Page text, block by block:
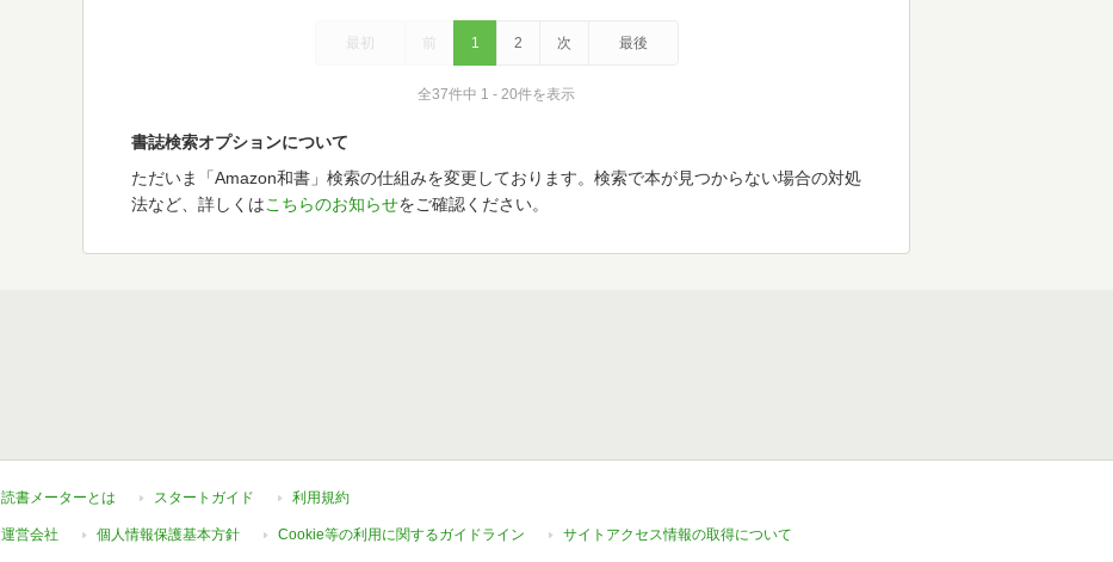
最初 前 1 2 次 最後
全37件中 1 - 20件を表示
書誌検索オプションについて
ただいま「Amazon和書」検索の仕組みを変更しております。検索で本が見つからない場合の対処
法など、詳しくはこちらのお知らせをご確認ください。
読書メーターとは スタートガイド 利用規約
運営会社 個人情報保護基本方針 Cookie等の利用に関するガイドライン サイトアクセス情報の取得について